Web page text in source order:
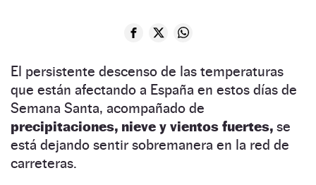
El persistente descenso de las temperaturas
que están afectando a España en estos días de
Semana Santa, acompañado de
precipitaciones, nieve y vientos fuertes, se
está dejando sentir sobremanera en la red de
carreteras.